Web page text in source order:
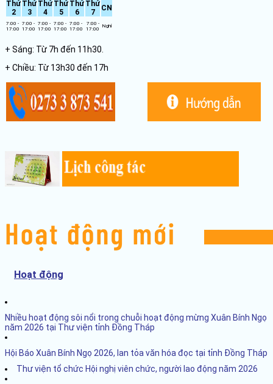
Thứ
2
Thứ
3
Thứ
4
Thứ
5
Thứ
6
Thứ
7
CN
7:00 -
17:00
7:00 -
17:00
7:00 -
17:00
7:00 -
17:00
7:00 -
17:00
7:00 -
17:00
Nghỉ
+ Sáng: Từ 7h đến 11h30.
+ Chiều: Từ 13h30 đến 17h
Hoạt động
Nhiều hoạt động sôi nổi trong chuỗi hoạt động mừng Xuân Bính Ngọ
năm 2026 tại Thư viện tỉnh Đồng Tháp
Hội Báo Xuân Bính Ngọ 2026, lan tỏa văn hóa đọc tại tỉnh Đồng Tháp
Thư viện tổ chức Hội nghị viên chức, người lao động năm 2026